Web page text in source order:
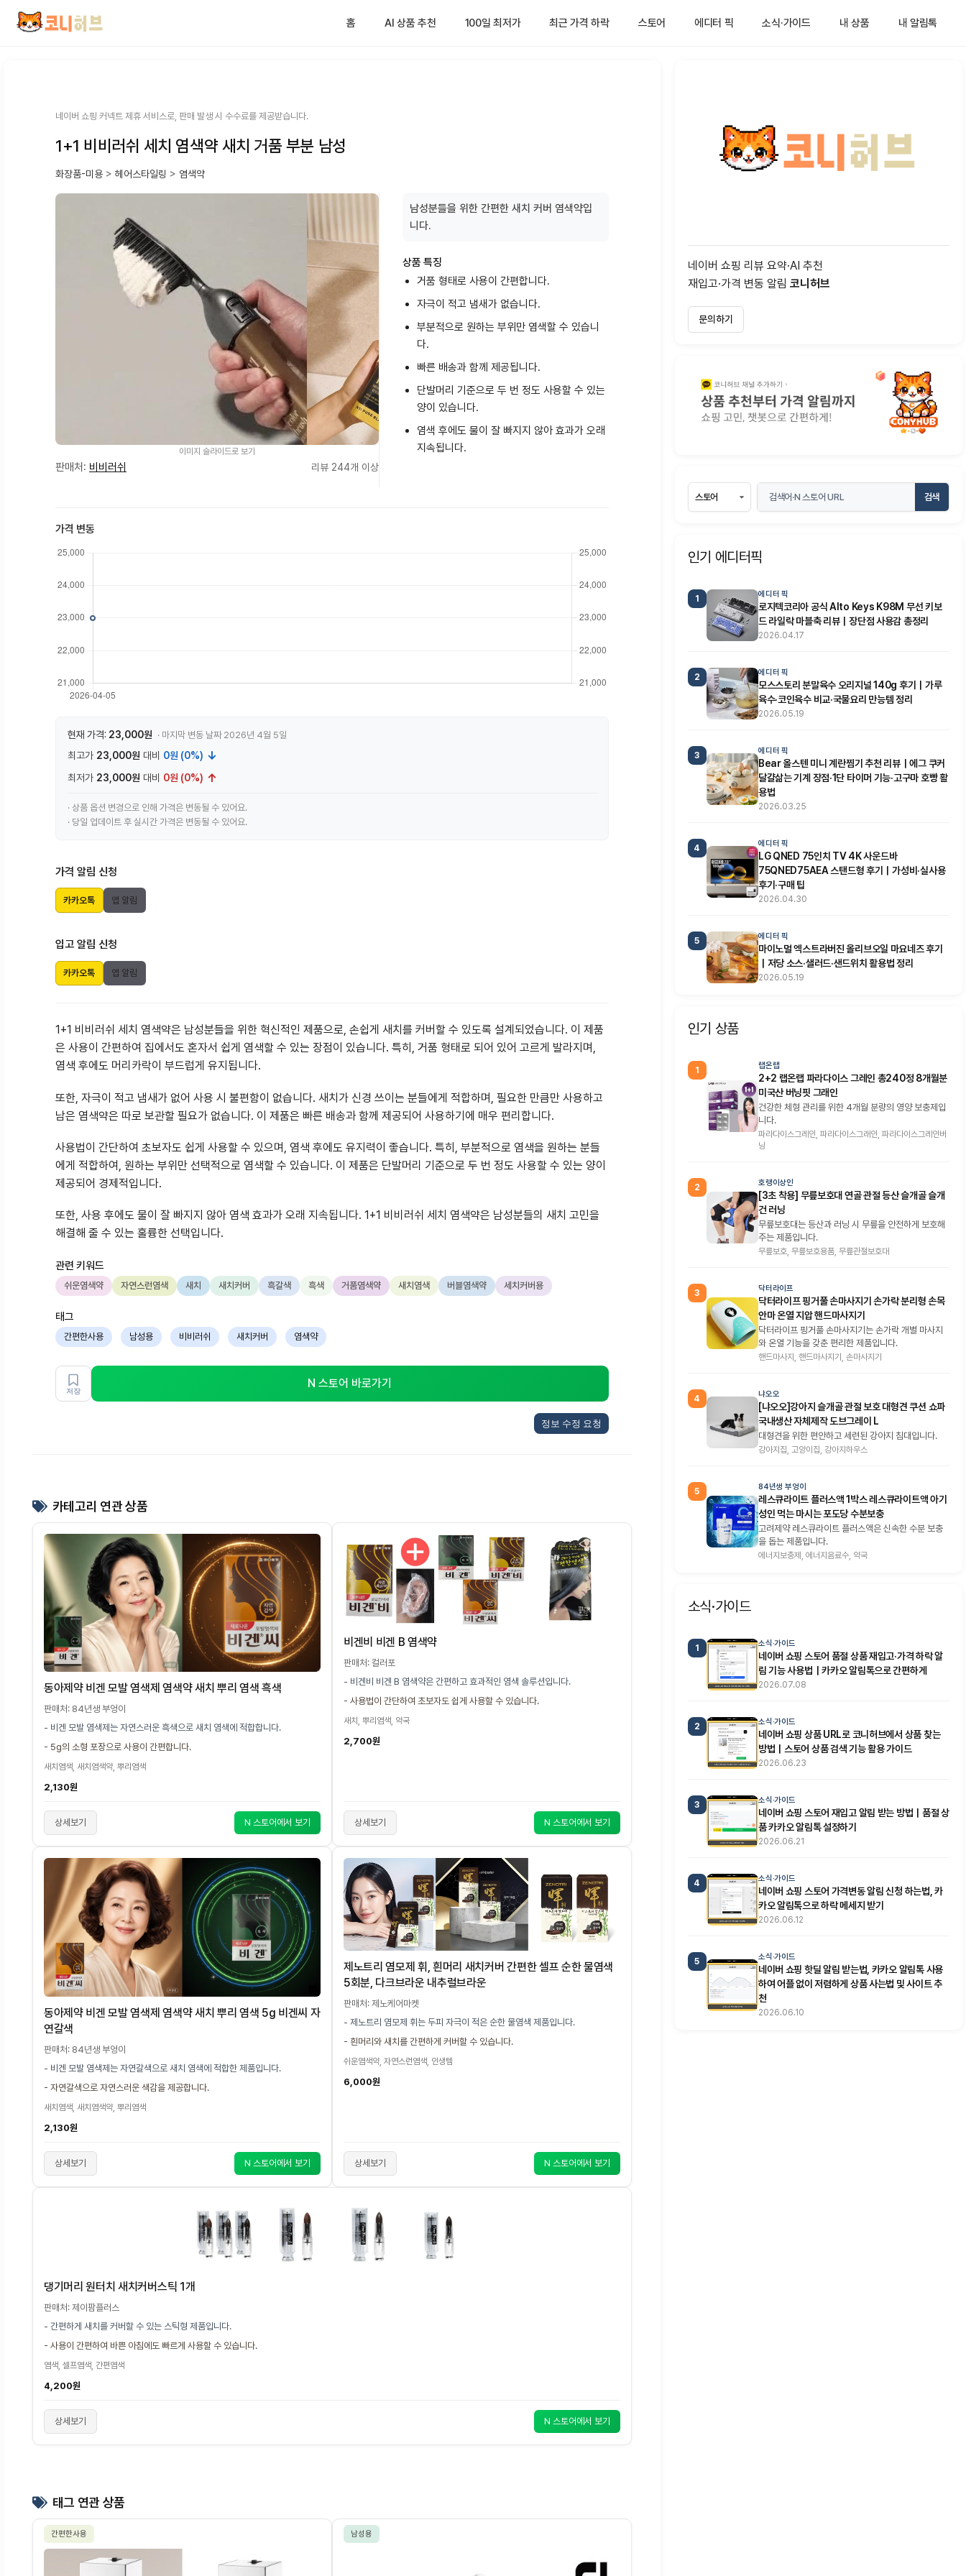
홈 AI 상품 추천 100일 최저가 최근 가격 하락 스토어 에디터 픽 소식·가이드 내 상품 내 알림톡
네이버 쇼핑 커넥트 제휴 서비스로, 판매 발생 시 수수료를 제공받습니다.
1+1 비비러쉬 세치 염색약 새치 거품 부분 남성
화장품-미용 > 헤어스타일링 > 염색약
이미지 슬라이드로 보기
판매처: 비비러쉬 리뷰 244개 이상
남성분들을 위한 간편한 새치 커버 염색약입
니다.
상품 특징
거품 형태로 사용이 간편합니다.
자극이 적고 냄새가 없습니다.
부분적으로 원하는 부위만 염색할 수 있습니
다.
빠른 배송과 함께 제공됩니다.
단발머리 기준으로 두 번 정도 사용할 수 있는
양이 있습니다.
염색 후에도 물이 잘 빠지지 않아 효과가 오래
지속됩니다.
가격 변동
현재 가격: 23,000원 · 마지막 변동 날짜 2026년 4월 5일
최고가 23,000원 대비 0원 (0%) ↓
최저가 23,000원 대비 0원 (0%) ↑
· 상품 옵션 변경으로 인해 가격은 변동될 수 있어요.
· 당일 업데이트 후 실시간 가격은 변동될 수 있어요.
가격 알림 신청
카카오톡 앱 알림
입고 알림 신청
카카오톡 앱 알림
1+1 비비러쉬 세치 염색약은 남성분들을 위한 혁신적인 제품으로, 손쉽게 새치를 커버할 수 있도록 설계되었습니다. 이 제품
은 사용이 간편하여 집에서도 혼자서 쉽게 염색할 수 있는 장점이 있습니다. 특히, 거품 형태로 되어 있어 고르게 발라지며,
염색 후에도 머리카락이 부드럽게 유지됩니다.
또한, 자극이 적고 냄새가 없어 사용 시 불편함이 없습니다. 새치가 신경 쓰이는 분들에게 적합하며, 필요한 만큼만 사용하고
남은 염색약은 따로 보관할 필요가 없습니다. 이 제품은 빠른 배송과 함께 제공되어 사용하기에 매우 편리합니다.
사용법이 간단하여 초보자도 쉽게 사용할 수 있으며, 염색 후에도 유지력이 좋습니다. 특히, 부분적으로 염색을 원하는 분들
에게 적합하여, 원하는 부위만 선택적으로 염색할 수 있습니다. 이 제품은 단발머리 기준으로 두 번 정도 사용할 수 있는 양이
제공되어 경제적입니다.
또한, 사용 후에도 물이 잘 빠지지 않아 염색 효과가 오래 지속됩니다. 1+1 비비러쉬 세치 염색약은 남성분들의 새치 고민을
해결해 줄 수 있는 훌륭한 선택입니다.
관련 키워드
쉬운염색약 자연스런염색 새치 새치커버 흑갈색 흑색 거품염색약 새치염색 버블염색약 세치커버용
태그
간편한사용 남성용 비비러쉬 새치커버 염색약
저장
N 스토어 바로가기
정보 수정 요청
카테고리 연관 상품
동아제약 비겐 모발 염색제 염색약 새치 뿌리 염색 흑색
판매처: 84년생 부엉이
- 비겐 모발 염색제는 자연스러운 흑색으로 새치 염색에 적합합니다.
- 5g의 소형 포장으로 사용이 간편합니다.
새치염색, 새치염색약, 뿌리염색
2,130원
상세보기 N 스토어에서 보기
비겐비 비겐 B 염색약
판매처: 컬러포
- 비겐비 비겐 B 염색약은 간편하고 효과적인 염색 솔루션입니다.
- 사용법이 간단하여 초보자도 쉽게 사용할 수 있습니다.
새치, 뿌리염색, 약국
2,700원
상세보기 N 스토어에서 보기
동아제약 비겐 모발 염색제 염색약 새치 뿌리 염색 5g 비겐씨 자
연갈색
판매처: 84년생 부엉이
- 비겐 모발 염색제는 자연갈색으로 새치 염색에 적합한 제품입니다.
- 자연갈색으로 자연스러운 색감을 제공합니다.
새치염색, 새치염색약, 뿌리염색
2,130원
상세보기 N 스토어에서 보기
제노트리 염모제 휘, 흰머리 새치커버 간편한 셀프 순한 물염색
5회분, 다크브라운 내추럴브라운
판매처: 제노케어마켓
- 제노트리 염모제 휘는 두피 자극이 적은 순한 물염색 제품입니다.
- 흰머리와 새치를 간편하게 커버할 수 있습니다.
쉬운염색약, 자연스런염색, 인생템
6,000원
상세보기 N 스토어에서 보기
댕기머리 원터치 새치커버스틱 1개
판매처: 제이팜플러스
- 간편하게 새치를 커버할 수 있는 스틱형 제품입니다.
- 사용이 간편하여 바쁜 아침에도 빠르게 사용할 수 있습니다.
염색, 셀프염색, 간편염색
4,200원
상세보기 N 스토어에서 보기
태그 연관 상품
간편한사용 남성용
네이버 쇼핑 리뷰 요약·AI 추천
재입고·가격 변동 알림 코니허브
문의하기
검색
인기 에디터픽
1 에디터 픽
로지텍코리아 공식 Alto Keys K98M 무선 키보
드 라일락 마블축 리뷰｜장단점 사용감 총정리
2026.04.17
2 에디터 픽
모스스토리 분말육수 오리지널 140g 후기｜가루
육수·코인육수 비교·국물요리 만능템 정리
2026.05.19
3 에디터 픽
Bear 올스텐 미니 계란찜기 추천 리뷰｜에그 쿠커
달걀삶는 기계 장점·1단 타이머 기능·고구마 호빵 활
용법
2026.03.25
4 에디터 픽
LG QNED 75인치 TV 4K 사운드바
75QNED75AEA 스탠드형 후기｜가성비·실사용
후기·구매 팁
2026.04.30
5 에디터 픽
마이노멀 엑스트라버진 올리브오일 마요네즈 후기
｜저당 소스·샐러드·샌드위치 활용법 정리
2026.05.19
인기 상품
1 랩온랩
2+2 랩온랩 파라다이스 그레인 총240정 8개월분
미국산 버닝핏 그래인
건강한 체형 관리를 위한 4개월 분량의 영양 보충제입
니다.
파라다이스그레인, 파라다이스그래인, 파라다이스그레인버
닝
2 호랭이상인
[3초 착용] 무릎보호대 연골 관절 등산 슬개골 슬개
건 러닝
무릎보호대는 등산과 러닝 시 무릎을 안전하게 보호해
주는 제품입니다.
무릎보호, 무릎보호용품, 무릎관절보호대
3 닥터라이프
닥터라이프 핑거풀 손마사지기 손가락 분리형 손목
안마 온열 지압 핸드마사지기
닥터라이프 핑거풀 손마사지기는 손가락 개별 마사지
와 온열 기능을 갖춘 편리한 제품입니다.
핸드마사지, 핸드마사지기, 손마사지기
4 냐오오
[냐오오]강아지 슬개골 관절 보호 대형견 쿠션 쇼파
국내생산 자체제작 도브그레이 L
대형견을 위한 편안하고 세련된 강아지 침대입니다.
강아지집, 고양이집, 강아지하우스
5 84년생 부엉이
레스큐라이트 플러스액 1박스 레스큐라이트액 아기
성인 먹는 마시는 포도당 수분보충
고려제약 레스큐라이트 플러스액은 신속한 수분 보충
을 돕는 제품입니다.
에너지보충제, 에너지음료수, 약국
소식·가이드
1 소식·가이드
네이버 쇼핑 스토어 품절 상품 재입고·가격 하락 알
림 기능 사용법｜카카오 알림톡으로 간편하게
2026.07.08
2 소식·가이드
네이버 쇼핑 상품 URL로 코니허브에서 상품 찾는
방법｜스토어 상품 검색 기능 활용 가이드
2026.06.23
3 소식·가이드
네이버 쇼핑 스토어 재입고 알림 받는 방법｜품절 상
품 카카오 알림톡 설정하기
2026.06.21
4 소식·가이드
네이버 쇼핑 스토어 가격변동 알림 신청 하는법, 카
카오 알림톡으로 하락 메세지 받기
2026.06.12
5 소식·가이드
네이버 쇼핑 핫딜 알림 받는법, 카카오 알림톡 사용
하여 어플 없이 저렴하게 상품 사는법 및 사이트 추
천
2026.06.10